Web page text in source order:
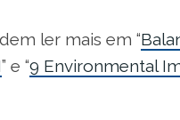
ler mais em “
” e “9 Environmental